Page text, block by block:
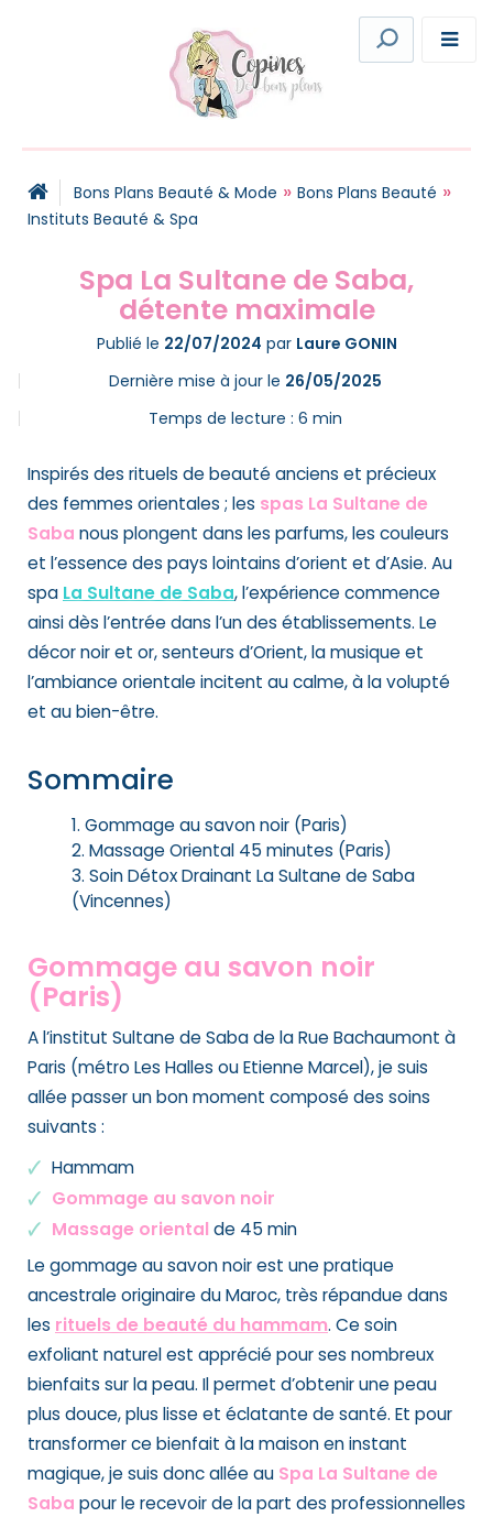
Bons Plans Beauté & Mode » Bons Plans Beauté »
Instituts Beauté & Spa
Spa La Sultane de Saba,
détente maximale
Publié le 22/07/2024 par Laure GONIN
Dernière mise à jour le 26/05/2025
Temps de lecture : 6 min
Inspirés des rituels de beauté anciens et précieux
des femmes orientales ; les spas La Sultane de
Saba nous plongent dans les parfums, les couleurs
et l’essence des pays lointains d’orient et d’Asie. Au
spa La Sultane de Saba, l’expérience commence
ainsi dès l’entrée dans l’un des établissements. Le
décor noir et or, senteurs d’Orient, la musique et
l’ambiance orientale incitent au calme, à la volupté
et au bien-être.
Sommaire
Gommage au savon noir (Paris)
Massage Oriental 45 minutes (Paris)
Soin Détox Drainant La Sultane de Saba
(Vincennes)
Gommage au savon noir
(Paris)
A l’institut Sultane de Saba de la Rue Bachaumont à
Paris (métro Les Halles ou Etienne Marcel), je suis
allée passer un bon moment composé des soins
suivants :
Hammam
Gommage au savon noir
Massage oriental de 45 min
Le gommage au savon noir est une pratique
ancestrale originaire du Maroc, très répandue dans
les rituels de beauté du hammam. Cesoin
exfoliant naturelest apprécié pour ses nombreux
bienfaits sur la peau. Il permet d’obtenir une peau
plus douce, plus lisse et éclatante de santé. Et pour
transformer ce bienfait à la maison en instant
magique, je suis donc allée au Spa La Sultane de
Saba pour le recevoir de la part des professionnelles